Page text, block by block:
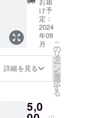
のもの
で、イ
メージ
です。
ビリ
ヤニ、
ア
和え
物）、
バール
＝タラ
セット
（ダル
バート
タルカ
リ） 定
価1700
円に15
ご支援
を含め
け予
定：
2024
年09
月
詳細を見る
こ
の
リ
タ
ー
ン
を
選
択
す
る
5,0